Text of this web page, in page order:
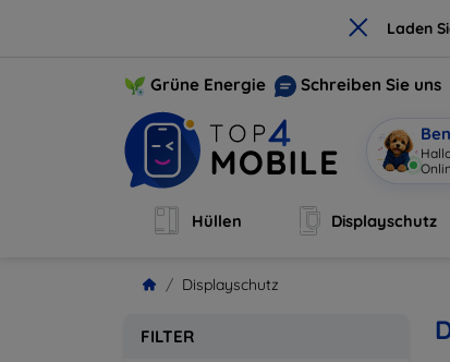
× Laden
Grüne Energie Schreiben Sie uns
Hüllen Displayschutz
Displayschutz
FILTER